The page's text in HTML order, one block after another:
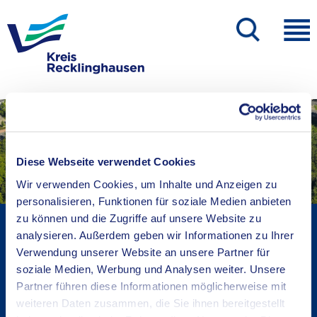
Diese Webseite verwendet Cookies
Wir verwenden Cookies, um Inhalte und Anzeigen zu
personalisieren, Funktionen für soziale Medien anbieten
zu können und die Zugriffe auf unsere Website zu
analysieren. Außerdem geben wir Informationen zu Ihrer
Verwendung unserer Website an unsere Partner für
soziale Medien, Werbung und Analysen weiter. Unsere
Partner führen diese Informationen möglicherweise mit
weiteren Daten zusammen, die Sie ihnen bereitgestellt
Kreisverwaltung A-Z
Karriere beim Kreis
Bekanntmachungen
Ortsrecht
Kreistags- und Bürgerinformationssystem